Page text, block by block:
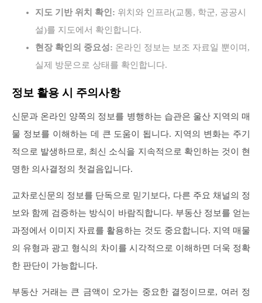
지도 기반 위치 확인: 위치와 인프라(교통, 학군, 공공시
설)를 지도에서 확인합니다.
현장 확인의 중요성: 온라인 정보는 보조 자료일 뿐이며,
실제 방문으로 상태를 확인합니다.
정보 활용 시 주의사항
신문과 온라인 양쪽의 정보를 병행하는 습관은 울산 지역의 매
물 정보를 이해하는 데 큰 도움이 됩니다. 지역의 변화는 주기
적으로 발생하므로, 최신 소식을 지속적으로 확인하는 것이 현
명한 의사결정의 첫걸음입니다.
교차로신문의 정보를 단독으로 믿기보다, 다른 주요 채널의 정
보와 함께 검증하는 방식이 바람직합니다. 부동산 정보를 얻는
과정에서 이미지 자료를 활용하는 것도 중요합니다. 지역 매물
의 유형과 광고 형식의 차이를 시각적으로 이해하면 더욱 정확
한 판단이 가능합니다.
부동산 거래는 큰 금액이 오가는 중요한 결정이므로, 여러 정